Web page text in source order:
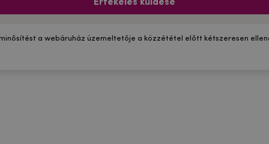
Értékelés küldése
a webáruház üzemeltetője a közzététel előtt kétszeresen